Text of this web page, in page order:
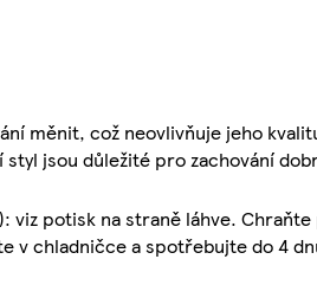
měnit, což neovlivňuje jeho
styl jsou důležité pro zachování
viz potisk na straně láhve.
v chladničce a spotřebujte do 4